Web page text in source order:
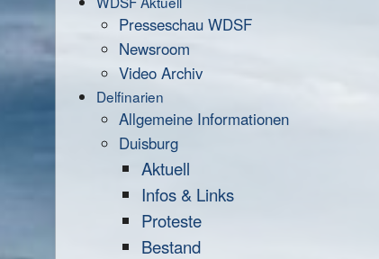
Presseschau WDSF
Newsroom
Video Archiv
Delfinarien
Allgemeine Informationen
Duisburg
Aktuell
Infos & Links
Proteste
Bestand